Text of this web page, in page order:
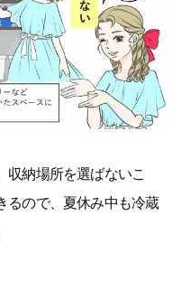
収納場所を選ばないこ
るので、夏休み中も冷蔵